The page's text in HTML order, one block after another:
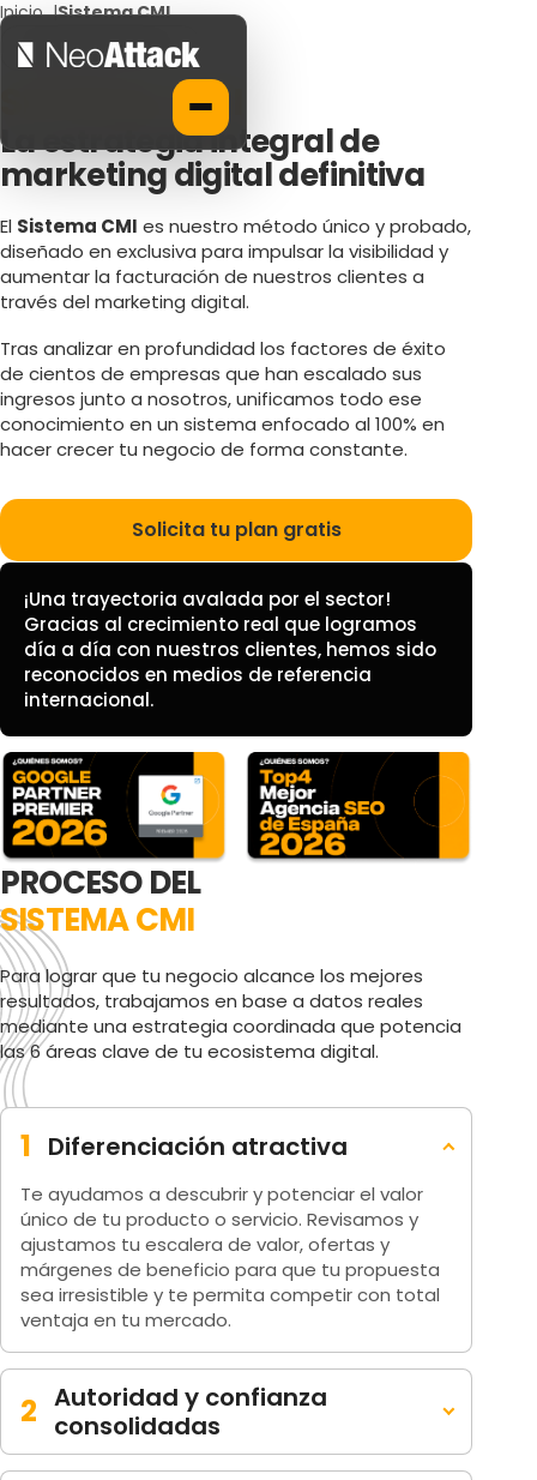
Inicio |Sistema CMI
by NeoAttack
SISTEMA CMI
La estrategia integral de
marketing digital definitiva
El Sistema CMI es nuestro método único y probado,
diseñado en exclusiva para impulsar la visibilidad y
aumentar la facturación de nuestros clientes a
través del marketing digital.
Tras analizar en profundidad los factores de éxito
de cientos de empresas que han escalado sus
ingresos junto a nosotros, unificamos todo ese
conocimiento en un sistema enfocado al 100% en
hacer crecer tu negocio de forma constante.
Solicita tu plan gratis
¡Una trayectoria avalada por el sector!
Gracias al crecimiento real que logramos
día a día con nuestros clientes, hemos sido
reconocidos en medios de referencia
internacional.
PROCESO DEL
SISTEMA CMI
Para lograr que tu negocio alcance los mejores
resultados, trabajamos en base a datos reales
mediante una estrategia coordinada que potencia
las 6 áreas clave de tu ecosistema digital.
1 Diferenciación atractiva
Te ayudamos a descubrir y potenciar el valor
único de tu producto o servicio. Revisamos y
ajustamos tu escalera de valor, ofertas y
márgenes de beneficio para que tu propuesta
sea irresistible y te permita competir con total
ventaja en tu mercado.
2 Autoridad y confianza
consolidadas